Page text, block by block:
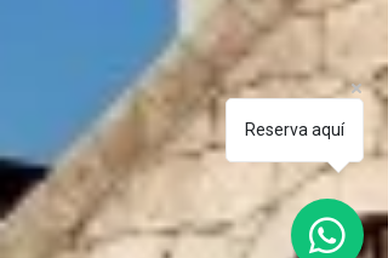
Reserva aquí